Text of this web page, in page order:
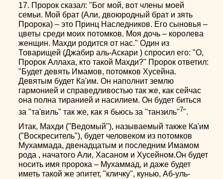
17. Пророк сказал: "Бог мой, вот члены моей
семьи. Мой брат (Али, двоюродный брат и зять
Пророка) – это Принц Наследников. Его сыновья –
цветы среди моих потомков. Моя дочь – королева
женщин. Махди родится от нас." Один из
Товарищей (Джабир аль-Аскари ) спросил его: "О,
Пророк Аллаха, кто такой Махди?" Пророк ответил:
"Будет девять Имамов, потомков Хусейна.
Девятым будет Ка'им. Он наполнит землю
гармонией и справедливостью так же, как сейчас
она полна тиранией и насилием. Он будет биться
за "та'виль" так же, как я бьюсь за "танзиль"7".
Итак, Махди ("Ведомый"), называемый также Ка'им
("Воскреситель"), будет человеком из потомков
Мухаммада, двенадцатым и последним Имамом
рода , начатого Али, Хасаном и Хусейном.Он будет
носить имя пророка – Мухаммад, и даже будет
иметь такой же эпитет, "кличку", кунью, Аб-уль-